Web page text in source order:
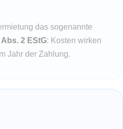
das sogenannte
2 EStG: Kosten wirken
Jahr der Zahlung.